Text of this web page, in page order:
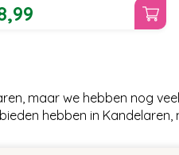
,99
maar we hebben nog
hebben in